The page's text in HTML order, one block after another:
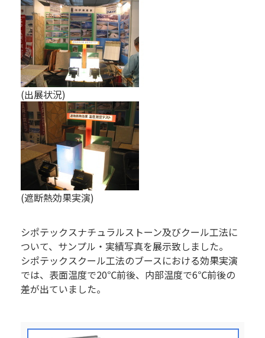
(出展状況)
(遮断熱効果実演)
シポテックスナチュラルストーン及びクール工法に
ついて、サンプル・実績写真を展示致しました。
シポテックスクール工法のブースにおける効果実演
では、表面温度で20℃前後、内部温度で6℃前後の
差が出ていました。